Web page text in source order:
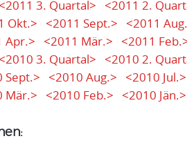
<2011 3. Quartal> <2011 2.
Okt.> <2011 Sept.> <2011
Apr.> <2011 Mär.> <2011
<2010 3. Quartal> <2010 2.
Sept.> <2010 Aug.> <2010 Jul.>
Mär.> <2010 Feb.> <2010 Jän.>